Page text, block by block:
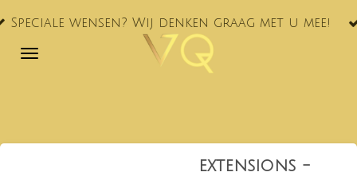
Ga
naar
Wij denken graag met u mee!
extensions -